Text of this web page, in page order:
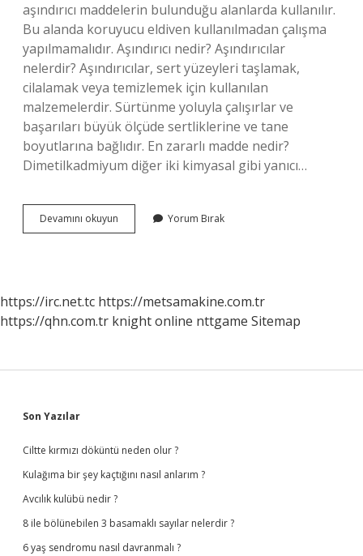
aşındırıcı maddelerin bulunduğu alanlarda kullanılır.
Bu alanda koruyucu eldiven kullanılmadan çalışma
yapılmamalıdır. Aşındırıcı nedir? Aşındırıcılar
nelerdir? Aşındırıcılar, sert yüzeyleri taşlamak,
cilalamak veya temizlemek için kullanılan
malzemelerdir. Sürtünme yoluyla çalışırlar ve
başarıları büyük ölçüde sertliklerine ve tane
boyutlarına bağlıdır. En zararlı madde nedir?
Dimetilkadmiyum diğer iki kimyasal gibi yanıcı…
Devamını okuyun Aşındırıcı
Madde
Yorum Bırak
https://irc.net.tc https://metsamakine.com.tr
https://qhn.com.tr knight online nttgame Sitemap
Sidebar
Son Yazılar
Ciltte kırmızı döküntü neden olur ?
Kulağıma bir şey kaçtığını nasıl anlarım ?
Avcılık kulübü nedir ?
8 ile bölünebilen 3 basamaklı sayılar nelerdir ?
6 yaş sendromu nasıl davranmalı ?